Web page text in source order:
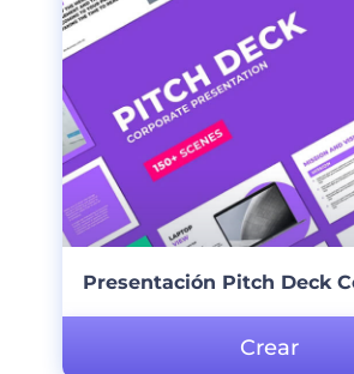
Presentación Pitch Deck
Crear